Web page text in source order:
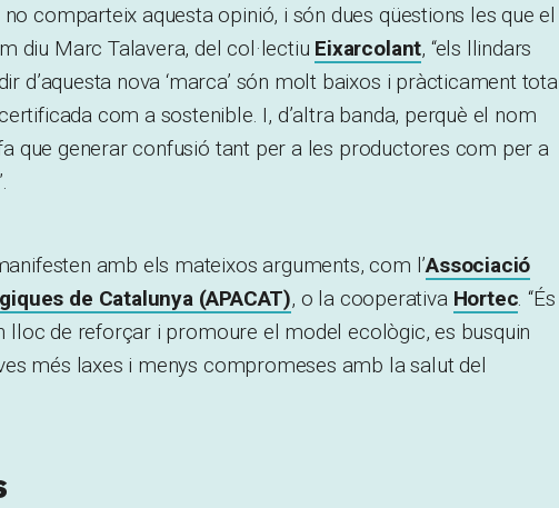
comparteix aquesta opinió, i són dues qüestions les que el
diu Marc Talavera, del col·lectiu Eixarcolant, “els llindars
d’aquesta nova ‘marca’ són molt baixos i pràcticament tota
com a sostenible. I, d’altra banda, perquè el nom
que generar confusió tant per a les productores com per a
amb els mateixos arguments, com l’Associació
de Catalunya (APACAT), o la cooperativa Hortec. “És
lloc de reforçar i promoure el model ecològic, es busquin
més laxes i menys compromeses amb la salut del